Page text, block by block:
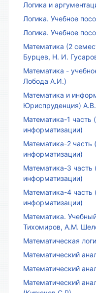
Логика и
Логика. Учебное
Логика. Учебное
Математика (2
Бурцев, Н. И.
Математика -
Лобода А.И.)
Математика и
Юриспруденция)
Математика-1 часть
информатизации)
Математика-2 часть
информатизации)
Математика-3 часть
информатизации)
Математика-4 часть
информатизации)
Математика.
Тихомиров, А.М.
Математическая
Математический
Математический
Математический